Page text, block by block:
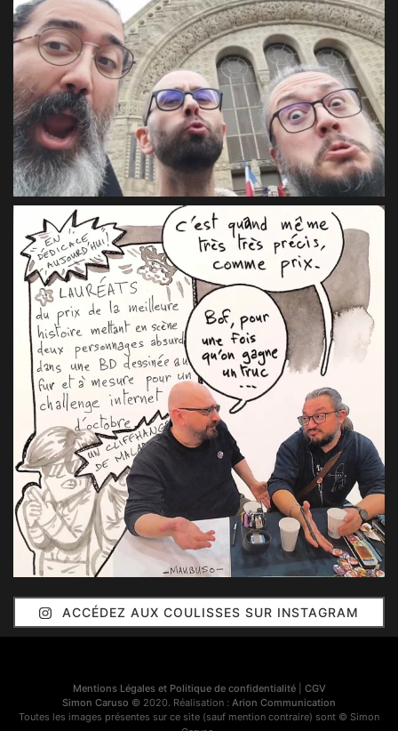
ACCÉDEZ AUX COULISSES SUR INSTAGRAM
Mentions Légales et Politique de confidentialité| CGV
Simon Caruso © 2020. Réalisation : Arion Communication
Toutes les images présentes sur ce site (sauf mention contraire) sont © Simon